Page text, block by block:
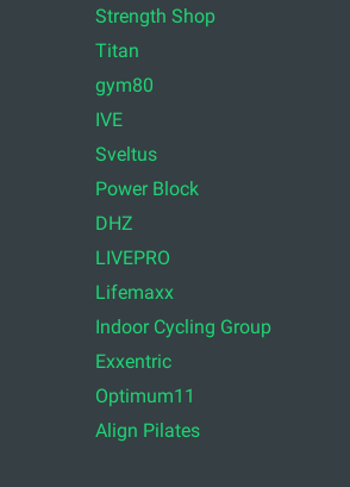
Strength Shop
Titan
gym80
IVE
Sveltus
Power Block
DHZ
LIVEPRO
Lifemaxx
Indoor Cycling Group
Exxentric
Optimum11
Align Pilates